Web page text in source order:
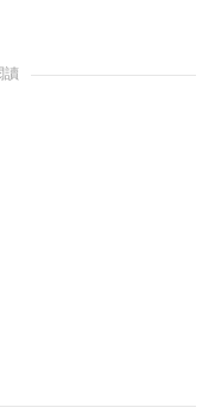
讀